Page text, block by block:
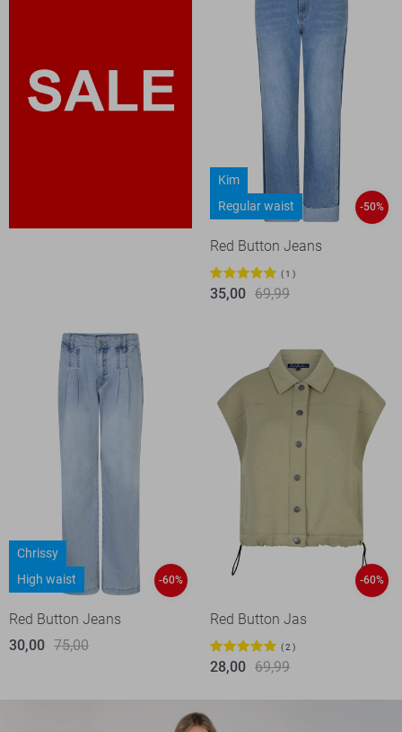
Kim
Regular waist
-50%
Red Button Jeans
1
35,00 69,99
Chrissy
High waist
-60%
Red Button Jeans
30,00 75,00
-60%
Red Button Jas
2
28,00 69,99